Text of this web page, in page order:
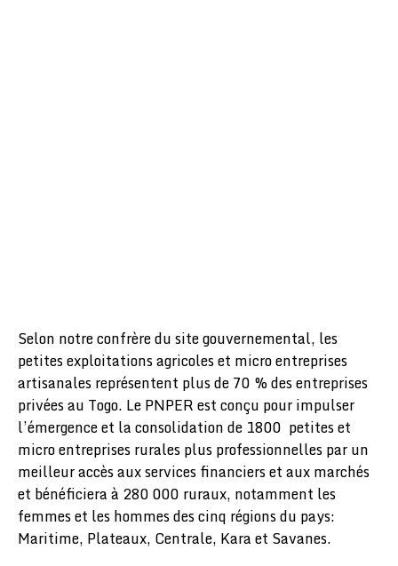
Selon notre confrère du site gouvernemental, les
petites exploitations agricoles et micro entreprises
artisanales représentent plus de 70 % des entreprises
privées au Togo. Le PNPER est conçu pour impulser
l’émergence et la consolidation de 1800 petites et
micro entreprises rurales plus professionnelles par un
meilleur accès aux services financiers et aux marchés
et bénéficiera à 280 000 ruraux, notamment les
femmes et les hommes des cinq régions du pays:
Maritime, Plateaux, Centrale, Kara et Savanes.